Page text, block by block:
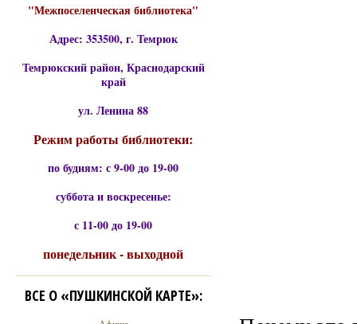
"Межпоселенческая библиотека"
Адрес: 353500, г. Темрюк
Темрюкский район, Краснодарский
край
ул. Ленина 88
Режим работы библиотеки:
по будням: с 9-00 до 19-00
суббота и воскресенье:
с 11-00 до 19-00
понедельник - выходной
ВСЕ О «ПУШКИНСКОЙ КАРТЕ»: